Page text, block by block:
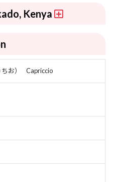
Kenya
お） Capriccio